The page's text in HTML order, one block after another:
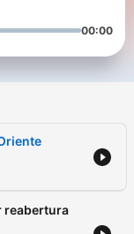
00:00
reabertura